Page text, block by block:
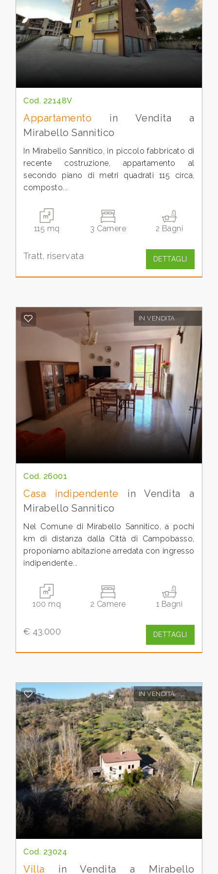
Cod. 22148V
Appartamento in Vendita a
Mirabello Sannitico
In Mirabello Sannitico, in piccolo fabbricato di
recente costruzione, appartamento al
secondo piano di metri quadrati 115 circa,
composto...
115 mq 3 Camere 2 Bagni
Tratt. riservata DETTAGLI
IN VENDITA
Cod. 26001
Casa indipendente in Vendita a
Mirabello Sannitico
Nel Comune di Mirabello Sannitico, a pochi
km di distanza dalla Città di Campobasso,
proponiamo abitazione arredata con ingresso
indipendente...
100 mq 2 Camere 1 Bagni
€ 43.000 DETTAGLI
IN VENDITA
Cod. 23024
Villa in Vendita a Mirabello
Campobasso
Mirabello Sannitico
Tipologia
multiscelta
Qualsiasi
Residenziali
Totale
mq
2
4
5
5+
Bagni
minimi
Qualsiasi